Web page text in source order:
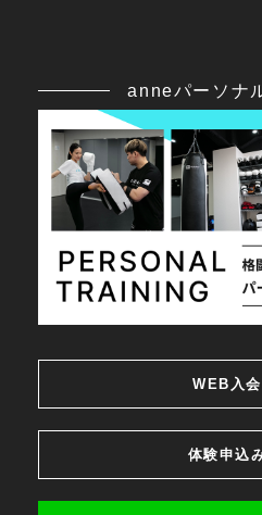
anneパーソナ
WEB入会
体験申込